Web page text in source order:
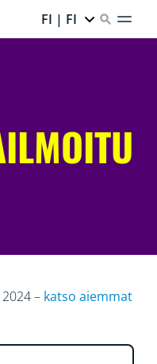
FI | FI
– katso aiemmat